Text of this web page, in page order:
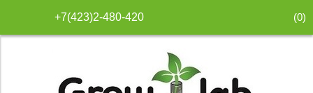
+7(423)2-480-420 (0)